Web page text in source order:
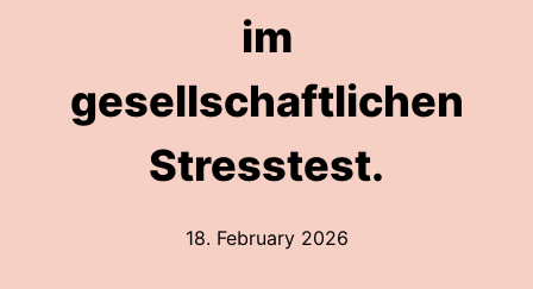
im
gesellschaftlichen
Stresstest.
18. February 2026